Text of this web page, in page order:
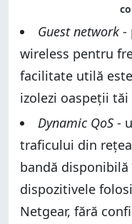
Guest network-
wireless pentru
facilitate utilă
izolezi oaspeții
Dynamic QoS -
traficului din
bandă
dispozitivele
Netgear, fără